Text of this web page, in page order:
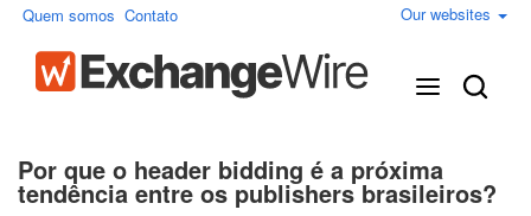
Quem somos Contato Our websites
Por que o header bidding é a próxima
tendência entre os publishers brasileiros?